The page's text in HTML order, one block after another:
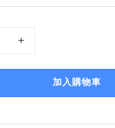
加入購物車